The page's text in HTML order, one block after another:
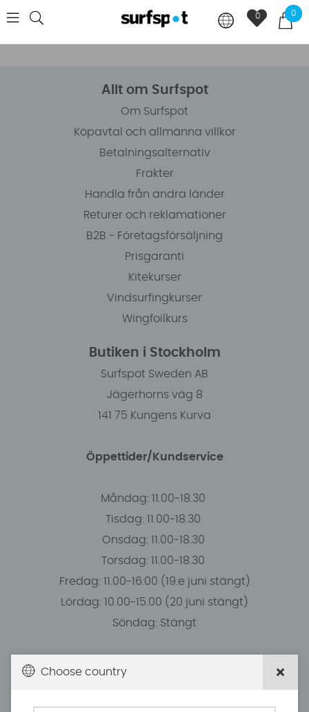
0
0
Allt om Surfspot
Om Surfspot
Köpavtal och allmänna villkor
Betalningsalternativ
Frakter
Handla från andra länder
Returer och reklamationer
B2B - Företagsförsäljning
Prisgaranti
Kitekurser
Vindsurfingkurser
Wingfoilkurs
Butiken i Stockholm
Surfspot Sweden AB
Jägerhorns väg 8
141 75 Kungens Kurva
Öppettider/Kundservice
Måndag: 11.00-18.30
Tisdag: 11.00-18.30
Onsdag: 11.00-18.30
Torsdag: 11.00-18.30
Fredag: 11.00-16:00 (19:e juni stängt)
Lördag: 10.00-15.00 (20 juni stängt)
Söndag: Stängt
Du kan hämta ordrar efter överenskommelse från
Choose country